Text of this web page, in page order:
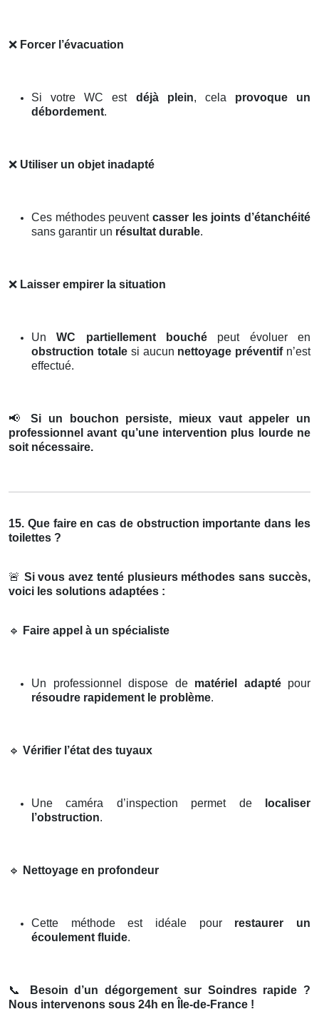
❌ Forcer l’évacuation
Si votre WC est déjà plein, cela provoque un
débordement.
❌ Utiliser un objet inadapté
Ces méthodes peuvent casser les joints d’étanchéité
sans garantir un résultat durable.
❌ Laisser empirer la situation
UnWC partiellement bouché peut évoluer en
obstruction totalesi aucun nettoyage préventifn’est
effectué.
📢
Si un bouchon persiste, mieux vaut appeler un
professionnel avant qu’une intervention plus lourde ne
soit nécessaire.
15. Que faire en cas de obstruction importante dans les
toilettes ?
🚨 Si vous avez tenté plusieurs méthodes sans succès,
voici les solutions adaptées :
🔹 Faire appel à un spécialiste
Un professionnel dispose de matériel adaptépour
résoudre rapidement le problème.
🔹 Vérifier l’état des tuyaux
Une caméra d’inspection permet de
localiser
l’obstruction.
🔹 Nettoyage en profondeur
Cette méthode est idéale pour restaurer un
écoulement fluide.
📞
Besoin d’un dégorgement sur Soindres rapide ?
Nous intervenons sous 24h en Île-de-France !